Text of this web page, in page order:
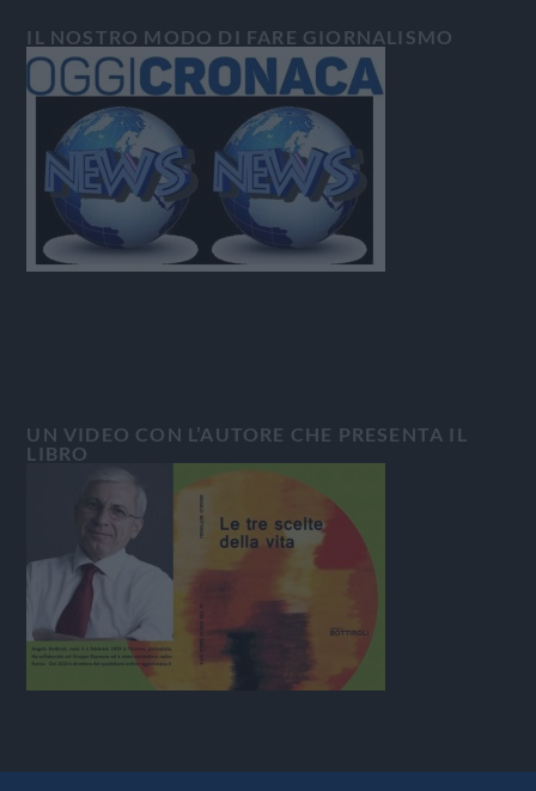
IL NOSTRO MODO DI FARE GIORNALISMO
UN VIDEO CON L’AUTORE CHE PRESENTA IL
LIBRO